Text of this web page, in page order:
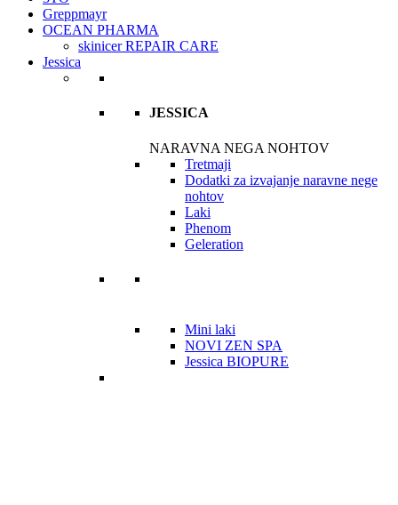
Greppmayr
OCEAN PHARMA
skinicer REPAIR CARE
Jessica
JESSICA
NARAVNA NEGA NOHTOV
Tretmaji
Dodatki za izvajanje naravne nege
nohtov
Laki
Phenom
Geleration
Mini laki
NOVI ZEN SPA
Jessica BIOPURE